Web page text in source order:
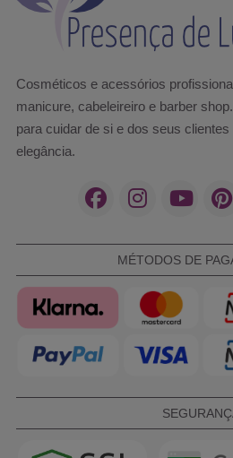
Cosméticos e acessórios
manicure, cabeleireiro e barber
para cuidar de si e dos seus
elegância.
MÉTODOS DE